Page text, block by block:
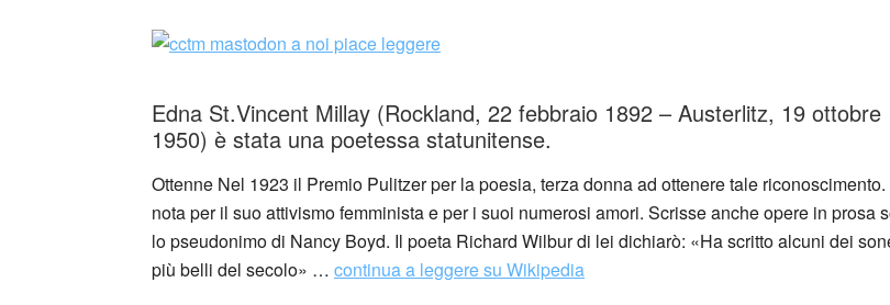
Edna St.Vincent Millay (Rockland, 22 febbraio 1892 – Austerlitz, 19 ottobre
1950) è stata una poetessa statunitense.
Ottenne Nel 1923 il Premio Pulitzer per la poesia, terza donna ad ottenere tale riconoscimento.
nota per il suo attivismo femminista e per i suoi numerosi amori. Scrisse anche opere in prosa
lo pseudonimo di Nancy Boyd. Il poeta Richard Wilbur di lei dichiarò: «Ha scritto alcuni dei
più belli del secolo» … continua a leggere su Wikipedia